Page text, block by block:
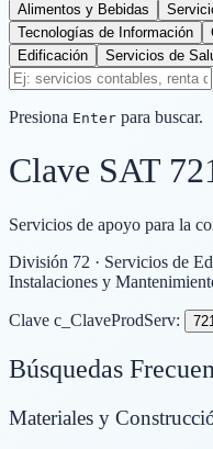
Alimentos y Bebidas
Tecnologías de Información
Edificación
Servicios de
Presiona Enter para buscar.
Clave SAT
Servicios de apoyo para la
División 72 · Servicios de
Instalaciones y
Clave c_ClaveProdServ:
Búsquedas
Materiales y